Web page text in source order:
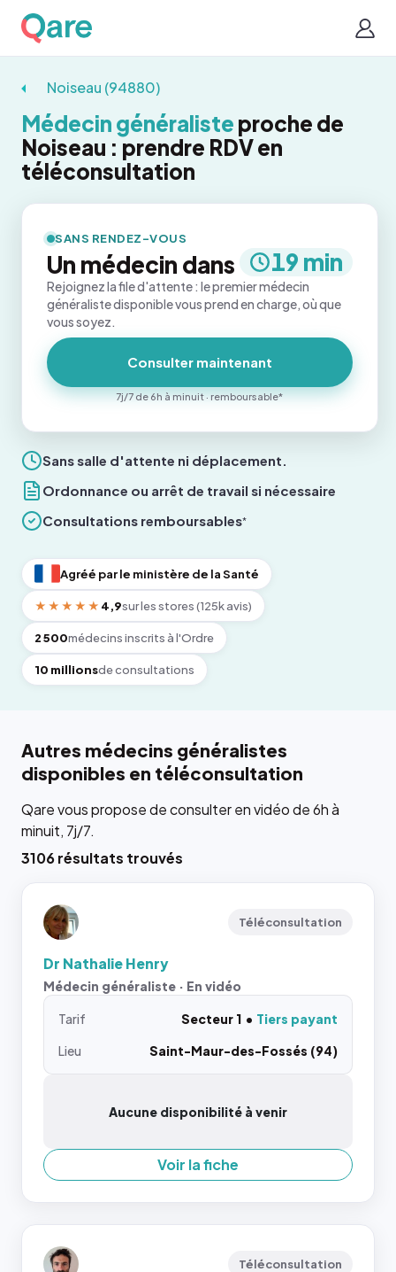
Noiseau (94880)
Médecin généraliste proche de
Noiseau : prendre RDV en
téléconsultation
Sans salle d'attente ni déplacement.
Ordonnance ou arrêt de travail si nécessaire
Consultations remboursables*
Agréé par le ministère de la Santé
★★★★★ 4,9sur les stores (125k avis)
2 500médecins inscrits à l'Ordre
10 millionsde consultations
SANS RENDEZ-VOUS
Un médecin dans 19 min
Rejoignez la file d'attente : le premier médecin
généraliste disponible vous prend en charge, où que
vous soyez.
Consulter maintenant
7j/7 de 6h à minuit · remboursable*
Autres médecins généralistes
disponibles en téléconsultation
Qare vous propose de consulter en vidéo de 6h à
minuit, 7j/7.
3106 résultats trouvés
Téléconsultation
Dr Nathalie Henry
Médecin généraliste · En vidéo
Tarif Secteur 1
Tiers payant
Lieu
Saint-Maur-des-Fossés (94)
Aucune disponibilité à venir
Voir la fiche
Téléconsultation